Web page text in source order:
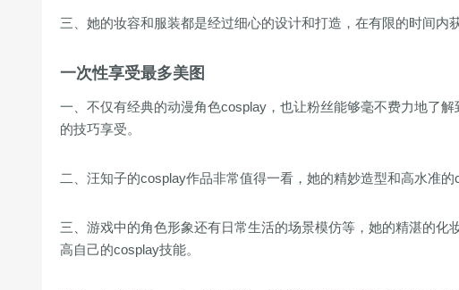
三、她的妆容和服装都是经过细心的设计和打造，在有限的时间内
一次性享受最多美图
一、不仅有经典的动漫角色cosplay，也让粉丝能够毫不费力地了
的技巧享受。
二、汪知子的cosplay作品非常值得一看，她的精妙造型和高水准的
三、游戏中的角色形象还有日常生活的场景模仿等，她的精湛的
高自己的cosplay技能。